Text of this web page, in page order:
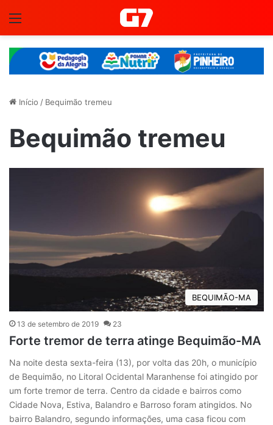
Início / Bequimão tremeu
Bequimão tremeu
BEQUIMÃO-MA
13 de setembro de 2019 23
Forte tremor de terra atinge Bequimão-MA
Na noite desta sexta-feira (13), por volta das 20h, o município
de Bequimão, no Litoral Ocidental Maranhense foi atingido por
um forte tremor de terra. Centro da cidade e bairros como
Cidade Nova, Estiva, Balandro e Barroso foram atingidos. No
bairro Balandro, segundo informações, uma casa ficou com